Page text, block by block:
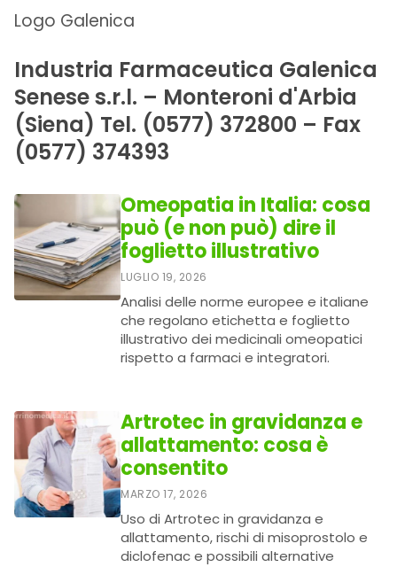
Logo Galenica
Industria Farmaceutica Galenica
Senese s.r.l. – Monteroni d'Arbia
(Siena) Tel. (0577) 372800 – Fax
(0577) 374393
Omeopatia in Italia: cosa
può (e non può) dire il
foglietto illustrativo
LUGLIO 19, 2026
Analisi delle norme europee e italiane
che regolano etichetta e foglietto
illustrativo dei medicinali omeopatici
rispetto a farmaci e integratori.
Artrotec in gravidanza e
allattamento: cosa è
consentito
MARZO 17, 2026
Uso di Artrotec in gravidanza e
allattamento, rischi di misoprostolo e
diclofenac e possibili alternative